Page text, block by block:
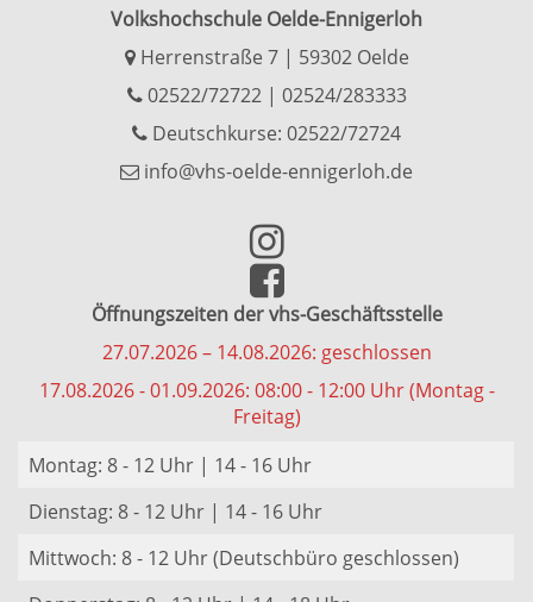
Volkshochschule Oelde-Ennigerloh
Herrenstraße 7 | 59302 Oelde
02522/72722| 02524/283333
Deutschkurse: 02522/72724
info@vhs-oelde-ennigerloh.de
Öffnungszeiten der vhs-Geschäftsstelle
27.07.2026 – 14.08.2026: geschlossen
17.08.2026 - 01.09.2026: 08:00 - 12:00 Uhr (Montag -
Freitag)
Montag: 8 - 12 Uhr | 14 - 16 Uhr
Dienstag: 8 - 12 Uhr | 14 - 16 Uhr
Mittwoch: 8 - 12 Uhr (Deutschbüro geschlossen)